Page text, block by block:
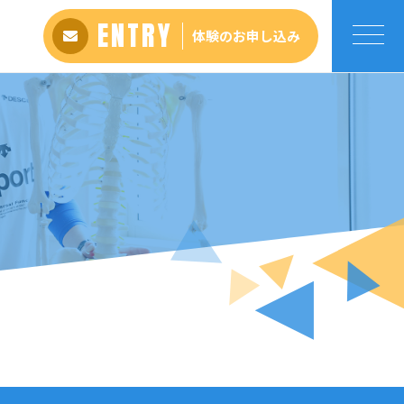
ENTRY 体験のお申し込み